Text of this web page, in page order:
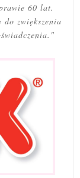
60 lat.
zwiększenia